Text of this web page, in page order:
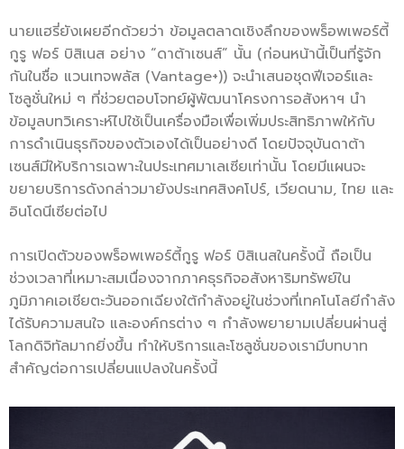
นายแฮรี่ยังเผยอีกด้วยว่า ข้อมูลตลาดเชิงลึกของพร็อพเพอร์ตี้
กูรู ฟอร์ บิสิเนส อย่าง “ดาต้าเซนส์” นั้น (ก่อนหน้านี้เป็นที่รู้จัก
กันในชื่อ แวนเทจพลัส (Vantage+)) จะนำเสนอชุดฟีเจอร์และ
โซลูชั่นใหม่ ๆ ที่ช่วยตอบโจทย์ผู้พัฒนาโครงการอสังหาฯ นำ
ข้อมูลบทวิเคราะห์ไปใช้เป็นเครื่องมือเพื่อเพิ่มประสิทธิภาพให้กับ
การดำเนินธุรกิจของตัวเองได้เป็นอย่างดี โดยปัจจุบันดาต้า
เซนส์มีให้บริการเฉพาะในประเทศมาเลเซียเท่านั้น โดยมีแผนจะ
ขยายบริการดังกล่าวมายังประเทศสิงคโปร์, เวียดนาม, ไทย และ
อินโดนีเซียต่อไป
การเปิดตัวของพร็อพเพอร์ตี้กูรู ฟอร์ บิสิเนสในครั้งนี้ ถือเป็น
ช่วงเวลาที่เหมาะสมเนื่องจากภาคธุรกิจอสังหาริมทรัพย์ใน
ภูมิภาคเอเชียตะวันออกเฉียงใต้กำลังอยู่ในช่วงที่เทคโนโลยีกำลัง
ได้รับความสนใจ และองค์กรต่าง ๆ กำลังพยายามเปลี่ยนผ่านสู่
โลกดิจิทัลมากยิ่งขึ้น ทำให้บริการและโซลูชั่นของเรามีบทบาท
สำคัญต่อการเปลี่ยนแปลงในครั้งนี้